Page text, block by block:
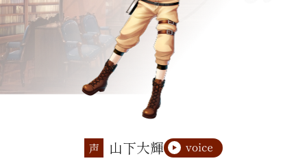
声 山下大輝